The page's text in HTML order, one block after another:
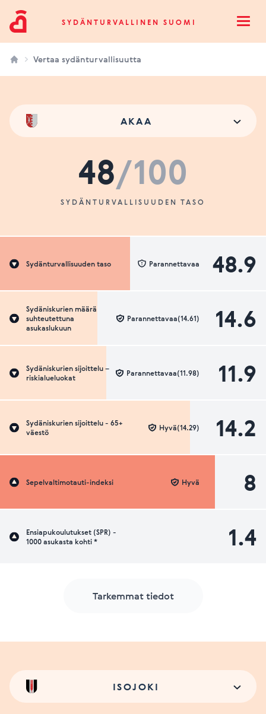
Sydänturvallinen SuomiSYDÄNTURVALLINEN SUOMI
Vertaa sydänturvallisuutta
AKAA
48/100
SYDÄNTURVALLISUUDEN TASO
Sydänturvallisuuden taso 48.9
Parannettavaa
Sydäniskurien määrä
suhteutettuna
asukaslukuun
14.6
Parannettavaa(14.61)
Sydäniskurien sijoittelu –
riskialueluokat
11.9
Parannettavaa(11.98)
Sydäniskurien sijoittelu - 65+
väestö
14.2
Hyvä(14.29)
Sepelvaltimotauti-indeksi 8
Hyvä
Ensiapukoulutukset (SPR) -
1000 asukasta kohti *
1.4
Tarkemmat tiedot
ISOJOKI